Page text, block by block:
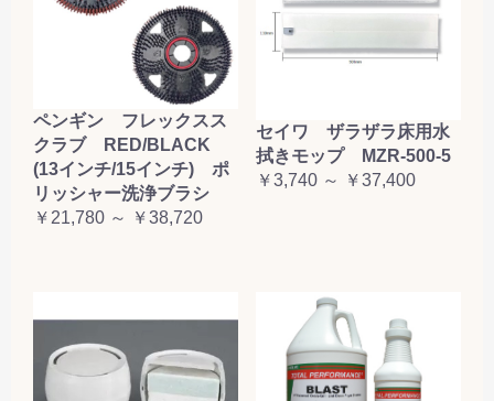
ペンギン フレックスス
クラブ RED/BLACK
(13インチ/15インチ) ポ
リッシャー洗浄ブラシ
￥21,780 ～ ￥38,720
セイワ ザラザラ床用水
拭きモップ MZR-500-5
￥3,740 ～ ￥37,400